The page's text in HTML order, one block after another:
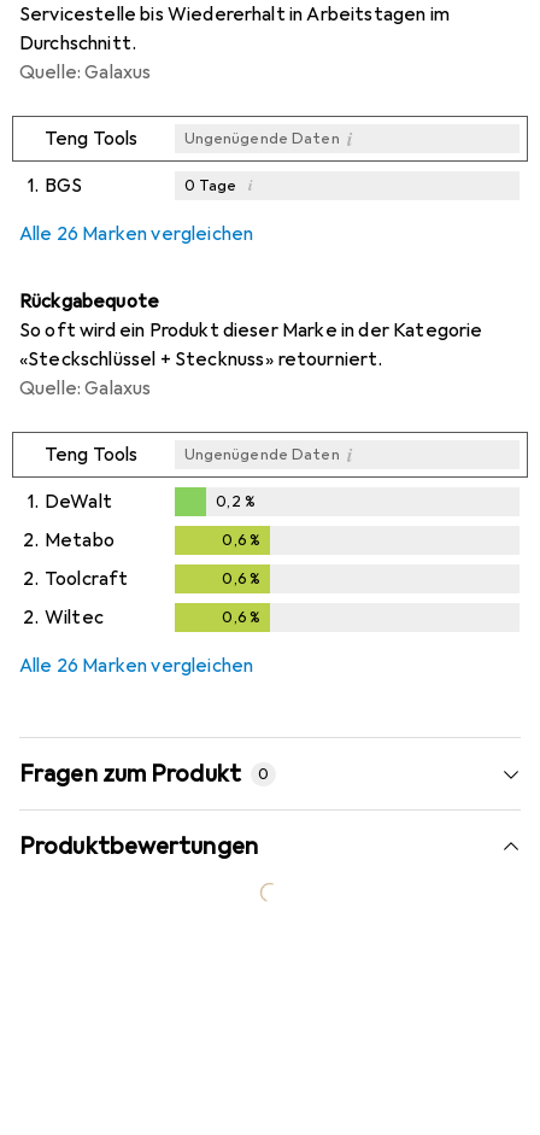
Servicestelle bis Wiedererhalt in Arbeitstagen im
Durchschnitt.
Quelle: Galaxus
Teng Tools Ungenügende Daten i
1. BGS 0 Tage i
Alle 26 Marken vergleichen
Rückgabequote
So oft wird ein Produkt dieser Marke in der Kategorie
«Steckschlüssel + Stecknuss» retourniert.
Quelle: Galaxus
Teng Tools Ungenügende Daten i
1. DeWalt
0,2%
0,2 %
2. Metabo 0,6 %
2. Toolcraft 0,6 %
2. Wiltec 0,6 %
Alle 26 Marken vergleichen
Fragen zum Produkt 0
Produktbewertungen